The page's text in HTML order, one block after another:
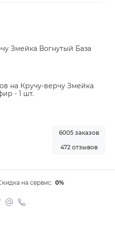
Змейка Вогнутый База
на Кручу-верчу Змейка
- 1 шт.
6005 заказов
472 отзывов
на сервис: 0%